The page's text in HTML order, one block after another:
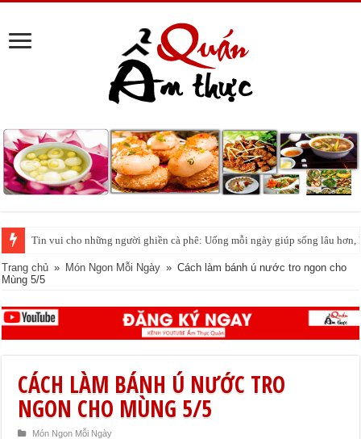
Tin vui cho những người ghiền cà phê: Uống mỗi ngày giúp sống lâu hơn,
Trang chủ » Món Ngon Mỗi Ngày » Cách làm bánh ú nước tro ngon cho
Mùng 5/5
CÁCH LÀM BÁNH Ú NƯỚC TRO
NGON CHO MÙNG 5/5
Món Ngon Mỗi Ngày